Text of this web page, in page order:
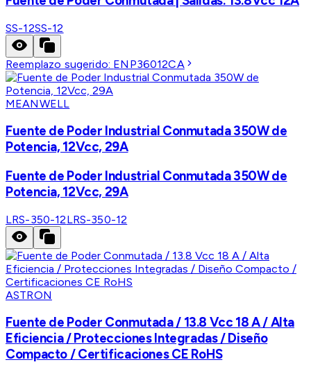
SS-12SS-12
Reemplazo sugerido: ENP36012CA
MEANWELL
Fuente de Poder Industrial Conmutada 350W de
Potencia, 12Vcc, 29A
Fuente de Poder Industrial Conmutada 350W de
Potencia, 12Vcc, 29A
LRS-350-12LRS-350-12
ASTRON
Fuente de Poder Conmutada / 13.8 Vcc 18 A / Alta
Eficiencia / Protecciones Integradas / Diseño
Compacto / Certificaciones CE RoHS